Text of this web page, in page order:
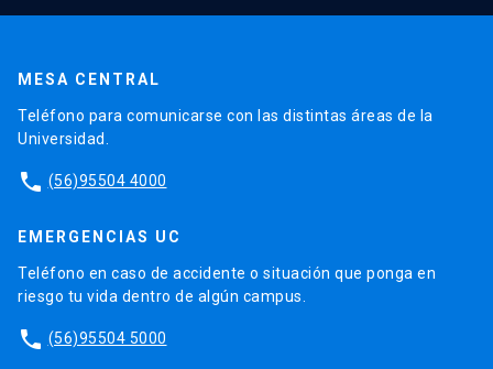
MESA CENTRAL
Teléfono para comunicarse con las distintas áreas de la
Universidad.
phone (56)95504 4000
EMERGENCIAS UC
Teléfono en caso de accidente o situación que ponga en
riesgo tu vida dentro de algún campus.
phone (56)95504 5000